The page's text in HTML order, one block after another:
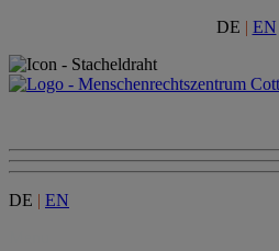
DE | EN
DE | EN